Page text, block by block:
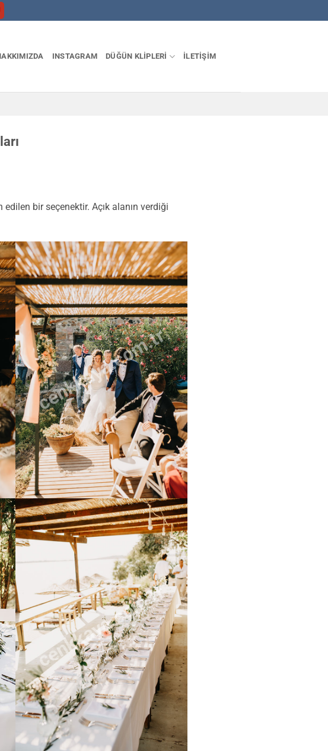
INSTAGRAM DÜĞÜN KLIPLERI İLETIŞIM
bir seçenektir. Açık alanın verdiği
cenkkaya.com.tr
cenkkaya.com.tr